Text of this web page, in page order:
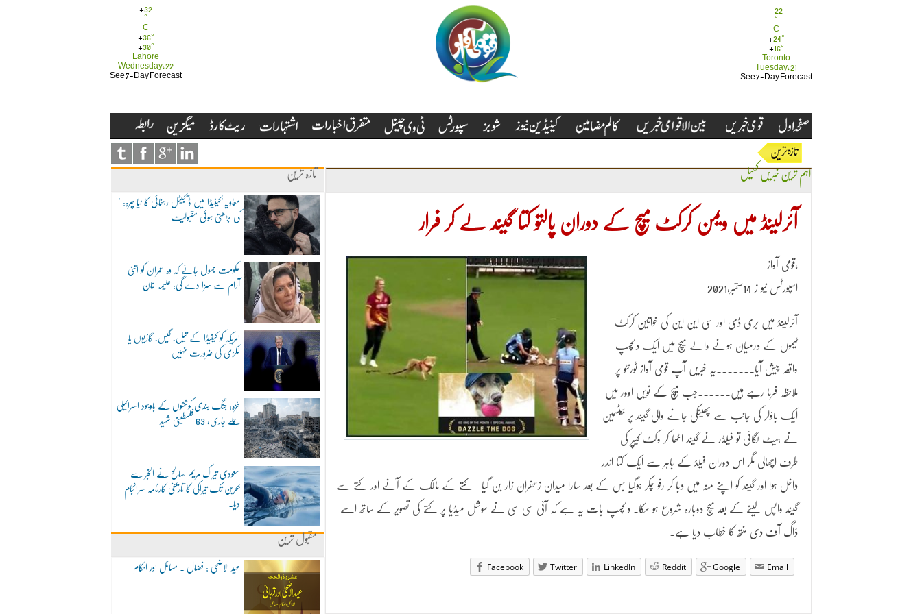
+22
°
C
+24°
+ 16°
Toronto
Tuesday, 21
See 7-Day Forecast
+32
°
C
+36°
+30°
Lahore
Wednesday, 22
See 7-Day Forecast
تازہ ترین
"معاویہ"کینیڈا میں ڈیجیٹل رہنمائی کا نیا چہرہ:
کی بڑھتی ہوئی مقبولیت
حکومت بھول جائے کہ وہ عمران کو اتنی
آرام سے سزا دے گی: علیمہ خان
امریکہ کو کینیڈا کے تیل، گیس، گاڑیوں یا
لکڑی کی ضرورت نہیں
غزہ: جنگ بندی کوششوں کے باوجود اسرائیلی
حملے جاری، 63 فلسطینی شہید
سعودی تیراک مریم صالح نے الخبر سے
بحرین تک تیراکی کا تاریخی کارنامہ سرانجام
دیا۔
مقبول ترین
عید الاضحی : فضال ۔ مسائل اور احکام
اہم ترین خبریں کھیل
آئرلینڈ میں ویمن کرکٹ میچ کے دوران پالتو کتا گیند لے کر فرار
قومی آواز،
اسپورٹس نیو ز 14ستمبر،2021
آئرلینڈ میں بری ڈی اور سی این این کی خواتین کرکٹ
ٹیموں کے درمیان ہونے والے میچ میں ایک دلچسپ
واقعہ پیش آیا۔۔۔۔۔۔۔یہ خبریں آپ قومی آواز ٹورنٹو پر
ملاحظہ فرما رہے ہیں۔۔۔۔۔۔جب میچ کے نویں اوور میں
ایک باؤلر کی جانب سے پھینکی جانے والی گیند پر بیٹسمین
نے ہیٹ لگائی تو فیلڈر نے گیند اٹھا کر وکٹ کیپر کی
طرف اچھالی مگر اس دوران فیلڈ کے باہر سے ایک کتا اندر
داخل ہوا اور گیند کو اپنے منہ میں دبا کر رفو چکر ہوگیا جس کے بعد سارا میدان زعفران زار بن گیا۔ کتے کے مالک کے آنے اور کتے سے
گیند واپس لینے کے بعد میچ دوبارہ شروع ہو سکا۔ دلچسپ بات یہ ہے کہ آئی سی سی نے سوشل میڈیا پر کتے کی تصویر کے ساتھ اسے
ڈاگ آف دی منتھ کا خطاب دیا ہے۔
Facebook Twitter LinkedIn Reddit Google Email